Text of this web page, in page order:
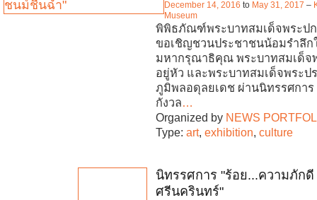
December 14, 2016 to May 31, 2017 –
Museum
พิพิธภัณฑ์พระบาทสมเด็จพระปก
ขอเชิญชวนประชาชนน้อมรำลึก
มหากรุณาธิคุณ พระบาทสมเด็จพ
อยู่หัว และพระบาทสมเด็จพระป
ภูมิพลอดุลยเดช ผ่านนิทรรศการ
กังวล
Organized by NEWS
Type: art, exhibition culture
นิทรรศการ "ร้อย...ความภัก
ศรีนครินทร์"